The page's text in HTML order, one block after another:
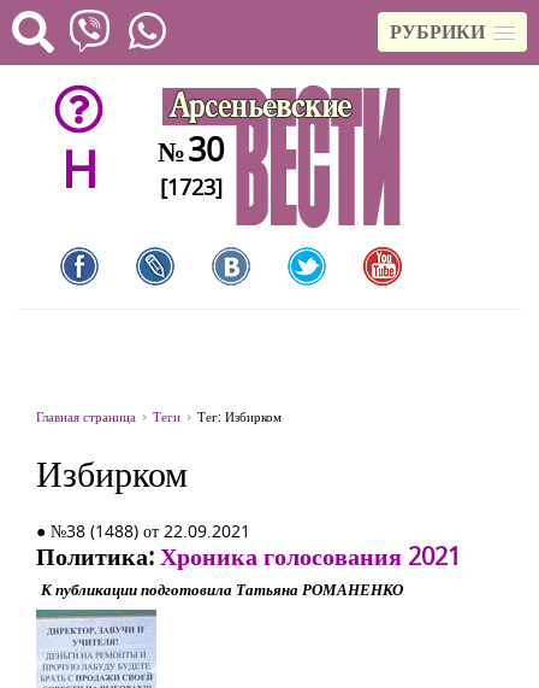
РУБРИКИ
H №30
[1723]
Главная страница Теги Тег: Избирком
Избирком
● №38 (1488) от 22.09.2021
Политика:Хроника голосования 2021
К публикации подготовила Татьяна РОМАНЕНКО